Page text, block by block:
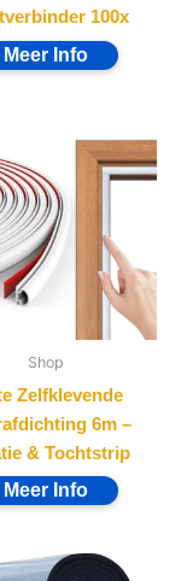
100x
Shop
Zelfklevende
6m –
& Tochtstrip